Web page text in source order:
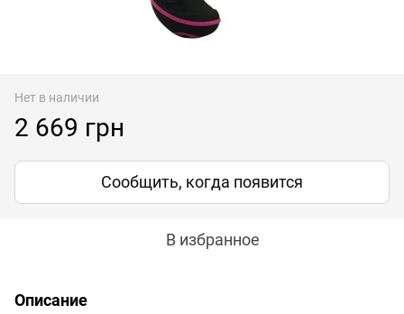
Нет в наличии
2 669 грн
Сообщить, когда появится
В избранное
Описание